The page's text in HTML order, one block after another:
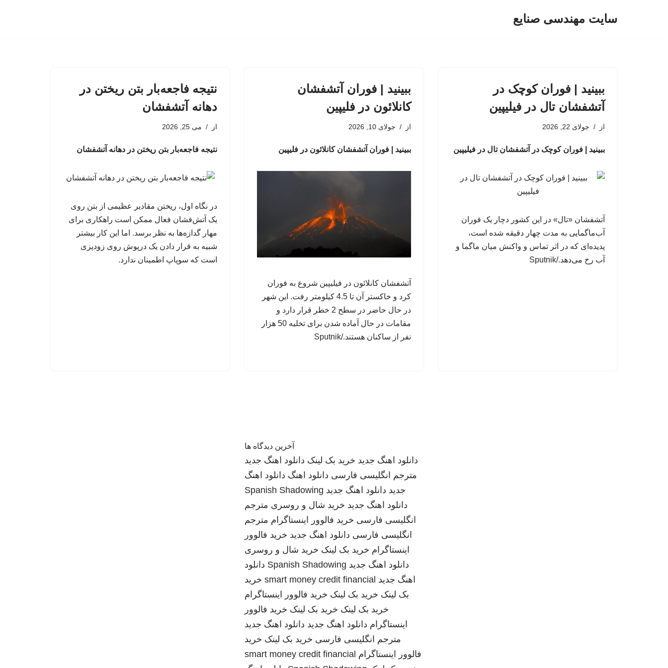
سایت مهندسی صنایع
ببینید | فوران کوچک در
آتشفشان تال در فیلیپین
از جولای 22, 2026
ببینید | فوران کوچک در آتشفشان تال در فیلیپین
آتشفشان «تال» در این کشور دچار یک فوران
آب‌ماگمایی به مدت چهار دقیقه شده است،
پدیده‌ای که در اثر تماس و واکنش میان ماگما و
آب رخ می‌دهد./Sputnik
ببینید | فوران آتشفشان
کانلائون در فلیپین
از جولای 10, 2026
ببینید | فوران آتشفشان کانلائون در فلیپین
آتشفشان کانلائون در فیلیپین شروع به فوران
کرد و خاکستر آن تا 4.5 کیلومتر رفت. این شهر
در حال حاضر در سطح 2 خطر قرار دارد و
مقامات در حال آماده شدن برای تخلیه 50 هزار
نفر از ساکنان هستند./Sputnik
نتیجه فاجعه‌بار بتن ریختن در
دهانه آتشفشان
از می 25, 2026
نتیجه فاجعه‌بار بتن ریختن در دهانه آتشفشان
در نگاه اول، ریختن مقادیر عظیمی از بتن روی
یک آتش‌فشان فعال ممکن است راهکاری برای
مهار گدازه‌ها به نظر برسد. اما این کار بیشتر
شبیه به قرار دادن یک درپوش روی زودپزی
است که سوپاپ اطمینان ندارد.
آخرین دیدگاه ها
دانلود اهنگ جدید خرید بک لینک دانلود اهنگ جدید
مترجم انگلیسی فارسی دانلود اهنگ دانلود اهنگ
جدید دانلود اهنگ جدید Spanish Shadowing
دانلود اهنگ جدید خرید شال و روسری مترجم
انگلیسی فارسی خرید فالوور اینستاگرام مترجم
انگلیسی فارسی دانلود اهنگ جدید خرید فالوور
اینستاگرام خرید بک لینک خرید شال و روسری
دانلود اهنگ جدید Spanish Shadowing دانلود
اهنگ جدید smart money credit financial خرید
بک لینک خرید بک لینک خرید فالوور اینستاگرام
خرید بک لینک خرید بک لینک خرید فالوور
اینستاگرام دانلود اهنگ جدید دانلود اهنگ جدید
مترجم انگلیسی فارسی خرید بک لینک خرید
فالوور اینستاگرام smart money credit financial